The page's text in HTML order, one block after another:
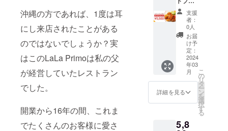
沖縄の方であれば、1度は耳
にし来店されたことがある
のではないでしょうか？実
はこのLaLa Primoは私の父
が経営していたレストラン
でした。
開業から16年の間、これま
でたくさんのお客様に愛さ
す。
す。 商
品開封
前には
必ずお
届けの
リター
ンに貼
付され
たラベ
ルや注
意書き
をご確
1pc/20
届けす
るのは
商品の
みとな
り、画
像はイ
メージ
です。
※原材料
表示は
ン】 タ
ンド
リーチ
キン 4
食分を
お届け
いたし
ます。
※チキン
1食分
（1枚）
あたり
260〜
お届け
支援
者：
0人
お届
け予
定：
2024
年03
月
詳細を見る
こ
の
リ
タ
ー
ン
を
選
択
す
る
5,8